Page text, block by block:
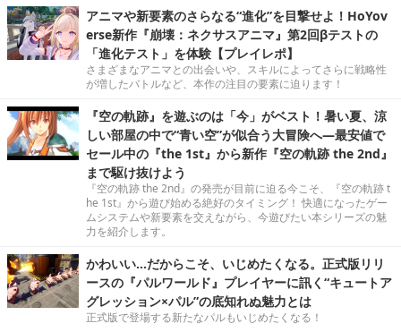
アニマや新要素のさらなる“進化”を目撃せよ！HoYov
erse新作『崩壊：ネクサスアニマ』第2回βテストの
「進化テスト」を体験【プレイレポ】
さまざまなアニマとの出会いや、スキルによってさらに戦略性
が増したバトルなど、本作の注目の要素に迫ります！
『空の軌跡』を遊ぶのは「今」がベスト！暑い夏、涼
しい部屋の中で“青い空”が似合う大冒険へ―最安値で
セール中の『the 1st』から新作『空の軌跡 the 2nd』
まで駆け抜けよう
『空の軌跡 the 2nd』の発売が目前に迫る今こそ、『空の軌跡 t
he 1st』から遊び始める絶好のタイミング！ 快適になったゲー
ムシステムや新要素を交えながら、今遊びたい本シリーズの魅
力を紹介します。
かわいい…だからこそ、いじめたくなる。正式版リリ
ースの『パルワールド』プレイヤーに訊く“キュートア
グレッション×パル”の底知れぬ魅力とは
正式版で登場する新たなパルもいじめたくなる！